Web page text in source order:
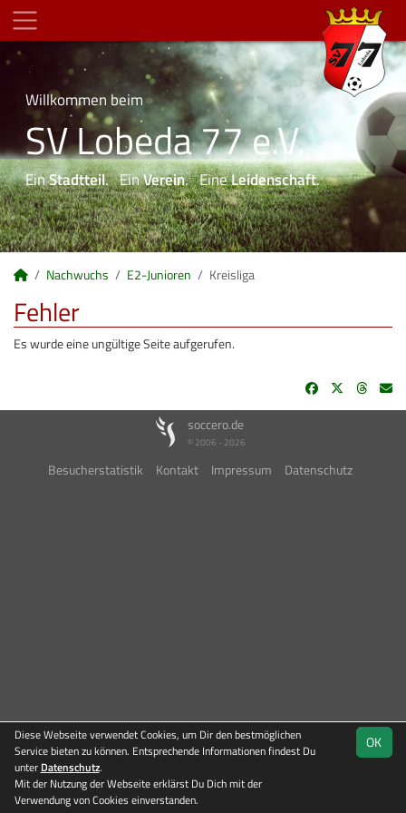
Willkommen beim
SV Lobeda 77 e.V.
EinStadtteil. EinVerein. EineLeidenschaft.
Nachwuchs E2-Junioren Kreisliga
Team
Fehler
Es wurde eine ungültige Seite aufgerufen.
soccero.de
© 2006 - 2026
Besucherstatistik Kontakt Impressum Datenschutz
OK
Diese Webseite verwendet Cookies, um Dir den bestmöglichen
Service bieten zu können. Entsprechende Informationen findest Du
unter Datenschutz.
Mit der Nutzung der Webseite erklärst Du Dich mit der
Verwendung von Cookies einverstanden.